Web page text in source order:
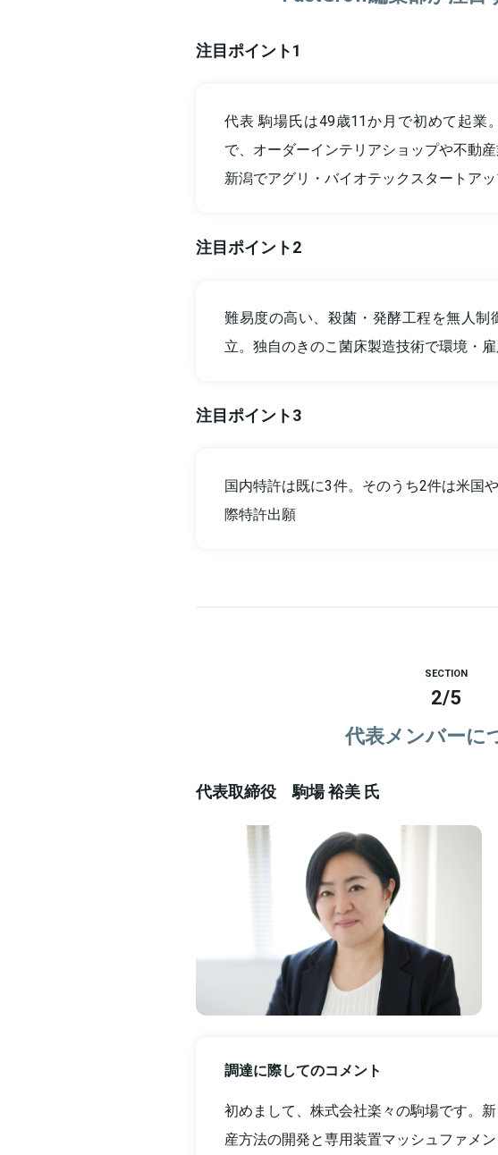
注目ポイント1
代表 駒場氏は49歳11か月で初めて起業
で、オーダーインテリアショップや不動
新潟でアグリ・バイオテックスタートアッ
注目ポイント2
難易度の高い、殺菌・発酵工程を無人
立。独自のきのこ菌床製造技術で環境・
注目ポイント3
国内特許は既に3件。そのうち2件は米国
際特許出願
SECTION
2/5
代表メンバーに
代表取締役 駒場 裕美 氏
調達に際してのコメント
初めまして、株式会社楽々の駒場です。
産方法の開発と専用装置マッシュファメ